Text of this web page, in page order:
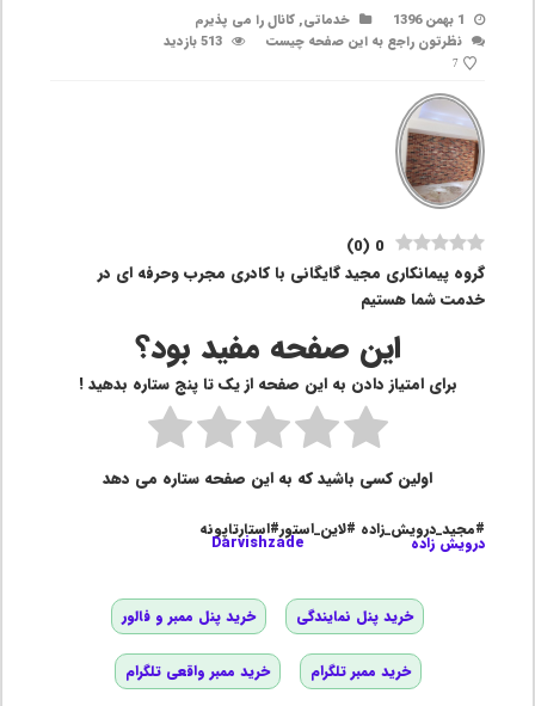
1 بهمن 1396 خدماتی,کانال را می پذیرم
نظرتون راجع به این صفحه چیست
513 بازدید
7
0
(
0
)
گروه پیمانکاری مجید گایگانی با کادری مجرب وحرفه ای در
خدمت شما هستیم
این صفحه مفید بود؟
برای امتیاز دادن به این صفحه از یک تا پنج ستاره بدهید !
اولین کسی باشید که به این صفحه ستاره می دهد
#مجید_درویش_زاده #لاین_استور#استارتاپونه
درویش زاده Darvishzade
خرید پنل نمایندگی خرید پنل ممبر و فالور
خرید ممبر تلگرام خرید ممبر واقعی تلگرام